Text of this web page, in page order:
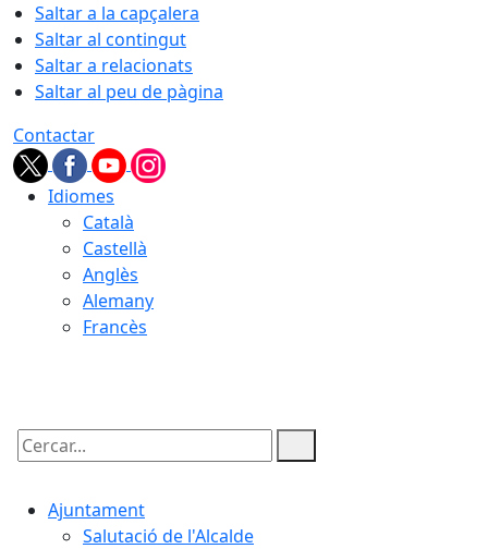
Saltar a la capçalera
Saltar al contingut
Saltar a relacionats
Saltar al peu de pàgina
Contactar
Idiomes
Català
Castellà
Anglès
Alemany
Francès
Cercar:
Ajuntament
Salutació de l'Alcalde